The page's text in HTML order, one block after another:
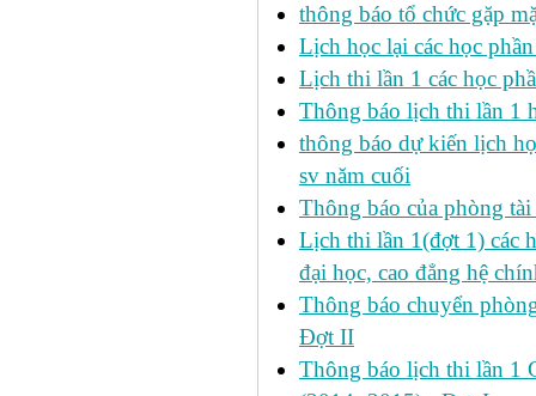
thông báo tổ chức gặp
Lịch học lại các học
Lịch thi lần 1 các học
Thông báo lịch thi lần 1
thông báo dự kiến lịch
sv năm cuối
Thông báo của phòng
Lịch thi lần 1(đợt 1) các
đại học, cao đẳng hệ
Thông báo chuyển
Đợt II
Thông báo lịch thi lần 1